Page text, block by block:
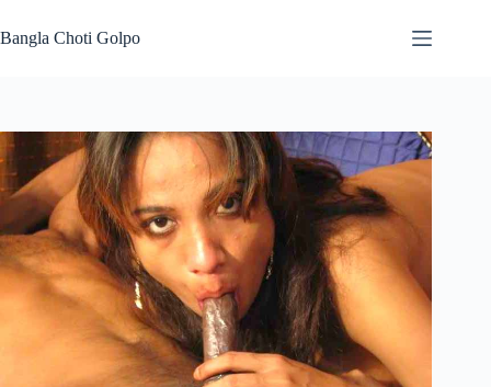
to
content
Bangla Choti Golpo